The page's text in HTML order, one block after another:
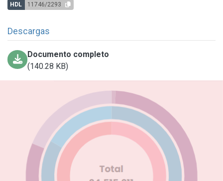
HDL 11746/2293
Descargas
Documento completo
(140.28 KB)